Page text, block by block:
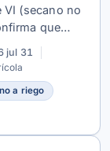
VI (secano no
que
riego
conforme
jul 31
a riego